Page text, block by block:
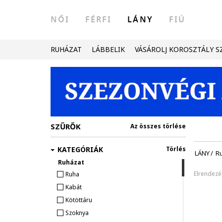
NŐI FÉRFI LÁNY FIÚ
RUHÁZAT LÁBBELIK VÁSÁROLJ KOROSZTÁLY
LÁNY/
SZŰRŐK Az összes törlése
KATEGÓRIÁK
Ruházat
Ruha
Kabát
Kötöttáru
Szoknya
Törlés